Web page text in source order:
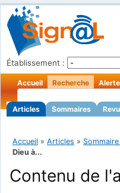
Établissement :
Accueil Recherche
Articles Sommaires
Accueil » Articles »
Dieu à...
Contenu de